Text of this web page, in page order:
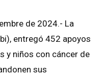
de 2024.- La
entregó 452 apoyos
y niños con cáncer de
sus